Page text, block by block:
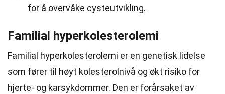
for å overvåke cysteutvikling.
Familial hyperkolesterolemi
Familial hyperkolesterolemi er en genetisk lidelse
som fører til høyt kolesterolnivå og økt risiko for
hjerte- og karsykdommer. Den er forårsaket av